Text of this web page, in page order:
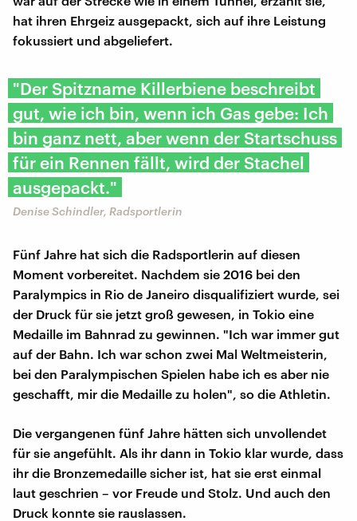
hat ihren Ehrgeiz ausgepackt, sich auf ihre Leistung
fokussiert und abgeliefert.
"Der Spitzname Killerbiene beschreibt
gut, wie ich bin, wenn ich Gas gebe: Ich
bin ganz nett, aber wenn der Startschuss
für ein Rennen fällt, wird der Stachel
ausgepackt."
Denise Schindler, Radsportlerin
Fünf Jahre hat sich die Radsportlerin auf diesen
Moment vorbereitet. Nachdem sie 2016 bei den
Paralympics in Rio de Janeiro disqualifiziert wurde, sei
der Druck für sie jetzt groß gewesen, in Tokio eine
Medaille im Bahnrad zu gewinnen. "Ich war immer gut
auf der Bahn. Ich war schon zwei Mal Weltmeisterin,
bei den Paralympischen Spielen habe ich es aber nie
geschafft, mir die Medaille zu holen", so die Athletin.
Die vergangenen fünf Jahre hätten sich unvollendet
für sie angefühlt. Als ihr dann in Tokio klar wurde, dass
ihr die Bronzemedaille sicher ist, hat sie erst einmal
laut geschrien – vor Freude und Stolz. Und auch den
Druck konnte sie rauslassen.